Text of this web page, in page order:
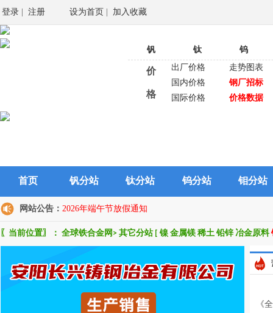
登录| 注册 设为首页 加入收藏
钒 钛 钨
价
格
出厂价格
走势图表
国内价格
钢厂招标
国际价格
价格数据
首页 钒分站 钛分站 钨分站 钼分站
网站公告： 2026年端午节放假通知
〖当前位置〗： 全球铁合金网 > 其它分站[ 镍 金属镁 稀土 铅锌冶金原料
《